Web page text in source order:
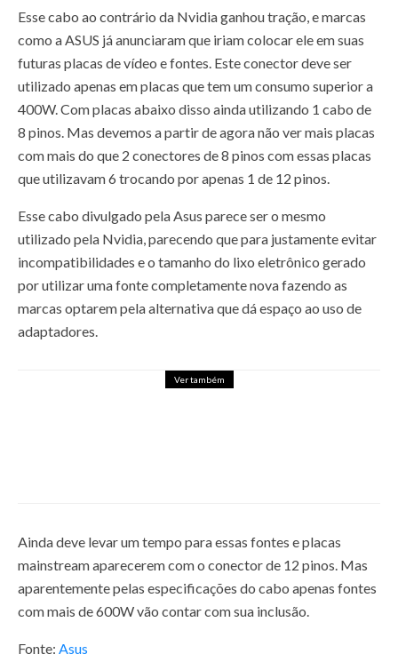
Esse cabo ao contrário da Nvidia ganhou tração, e marcas
como a ASUS já anunciaram que iriam colocar ele em suas
futuras placas de vídeo e fontes. Este conector deve ser
utilizado apenas em placas que tem um consumo superior a
400W. Com placas abaixo disso ainda utilizando 1 cabo de
8 pinos. Mas devemos a partir de agora não ver mais placas
com mais do que 2 conectores de 8 pinos com essas placas
que utilizavam 6 trocando por apenas 1 de 12 pinos.
Esse cabo divulgado pela Asus parece ser o mesmo
utilizado pela Nvidia, parecendo que para justamente evitar
incompatibilidades e o tamanho do lixo eletrônico gerado
por utilizar uma fonte completamente nova fazendo as
marcas optarem pela alternativa que dá espaço ao uso de
adaptadores.
Ver também
Ainda deve levar um tempo para essas fontes e placas
mainstream aparecerem com o conector de 12 pinos. Mas
aparentemente pelas especificações do cabo apenas fontes
com mais de 600W vão contar com sua inclusão.
Fonte: Asus